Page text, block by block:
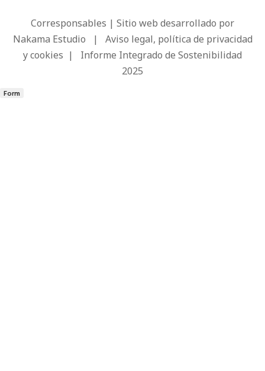
Corresponsables | Sitio web desarrollado por
Nakama Estudio | Aviso legal, política de privacidad
y cookies | Informe Integrado de Sostenibilidad
2025
Form